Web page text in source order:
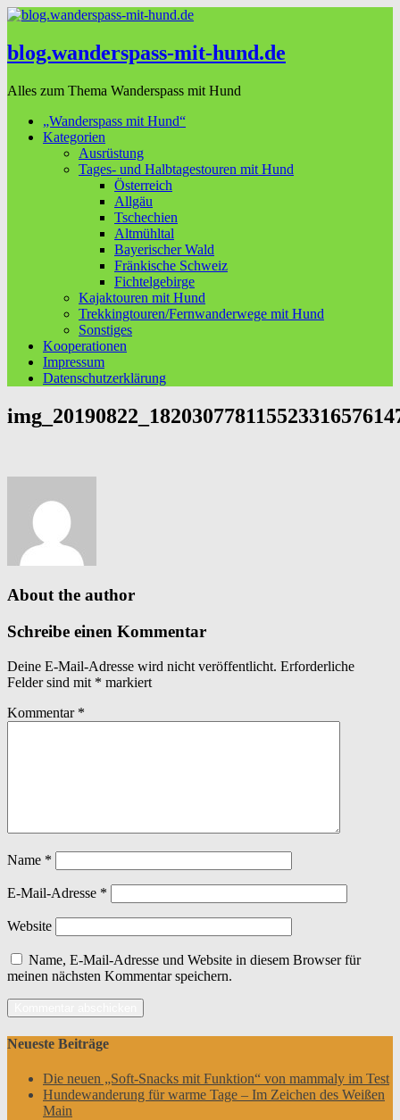
blog.wanderspass-mit-hund.de
Alles zum Thema Wanderspass mit Hund
„Wanderspass mit Hund“
Kategorien
Ausrüstung
Tages- und Halbtagestouren mit Hund
Österreich
Allgäu
Tschechien
Altmühltal
Bayerischer Wald
Fränkische Schweiz
Fichtelgebirge
Kajaktouren mit Hund
Trekkingtouren/Fernwanderwege mit Hund
Sonstiges
Kooperationen
Impressum
Datenschutzerklärung
About the author
Schreibe einen Kommentar
Deine E-Mail-Adresse wird nicht veröffentlicht. Erforderliche
Felder sind mit * markiert
Kommentar *
Name *
E-Mail-Adresse *
Website
Name, E-Mail-Adresse und Website in diesem Browser für
meinen nächsten Kommentar speichern.
Neueste Beiträge
Die neuen „Soft-Snacks mit Funktion“ von mammaly im Test
Hundewanderung für warme Tage – Im Zeichen des Weißen
Main